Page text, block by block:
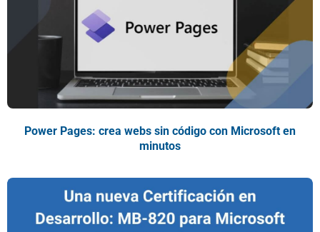
Power Pages: crea webs sin código con Microsoft en
minutos